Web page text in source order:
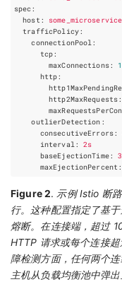
spec :
host :
trafficPolicy:
connectionPool:
tcp:
maxConnections:
http:
http2MaxRequests:
outlierDetection :
consecutiveErrors:
interval:
2s
baseEjectionTime:
maxEjectionPercent :
Figure 2.示例 Istio 断
行。这种配置指定了基
熔断。在连接端，超过
HTTP 请求或每个连接
障检测方面，任何两个
主机从负载均衡池中弹出